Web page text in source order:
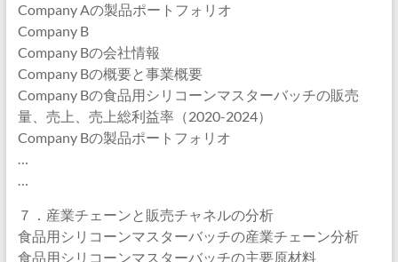
Company Aの製品ポートフォリオ
Company B
Company Bの会社情報
Company Bの概要と事業概要
Company Bの食品用シリコーンマスターバッチの販売
量、売上、売上総利益率（2020-2024）
Company Bの製品ポートフォリオ
…
…
７．産業チェーンと販売チャネルの分析
食品用シリコーンマスターバッチの産業チェーン分析
食品用シリコーンマスターバッチの主要原材料